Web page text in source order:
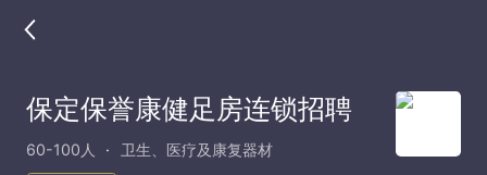
保定保誉康健足房连锁招聘
60-100人 卫生、医疗及康复器材